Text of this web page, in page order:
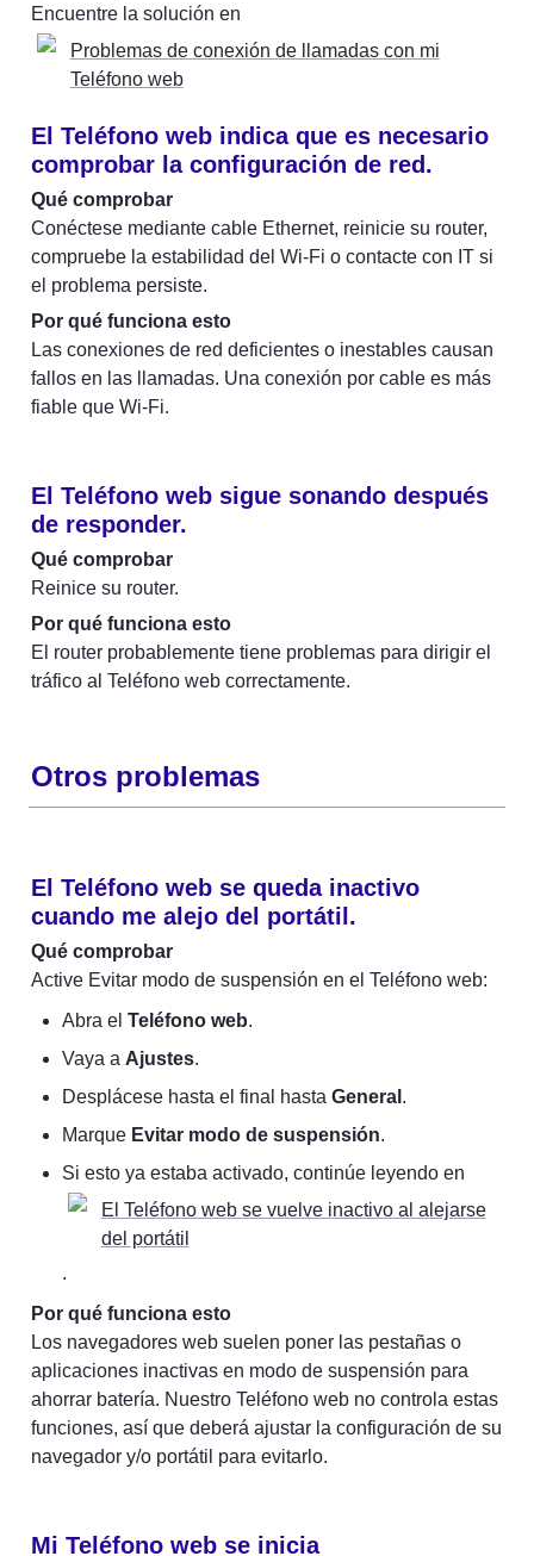
Encuentre la solución en
Problemas de conexión de llamadas con mi
Teléfono web
El Teléfono web indica que es necesario
comprobar la configuración de red.
Qué comprobar
Conéctese mediante cable Ethernet, reinicie su router,
compruebe la estabilidad del Wi-Fi o contacte con IT si
el problema persiste.
Por qué funciona esto
Las conexiones de red deficientes o inestables causan
fallos en las llamadas. Una conexión por cable es más
fiable que Wi-Fi.
El Teléfono web sigue sonando después
de responder.
Qué comprobar
Reinice su router.
Por qué funciona esto
El router probablemente tiene problemas para dirigir el
tráfico al Teléfono web correctamente.
Otros problemas
El Teléfono web se queda inactivo
cuando me alejo del portátil.
Qué comprobar
Active Evitar modo de suspensión en el Teléfono web:
Abra el Teléfono web.
Vaya a Ajustes.
Desplácese hasta el final hasta General .
Marque Evitar modo de suspensión.
Si esto ya estaba activado, continúe leyendo en
El Teléfono web se vuelve inactivo al alejarse
del portátil
.
Por qué funciona esto
Los navegadores web suelen poner las pestañas o
aplicaciones inactivas en modo de suspensión para
ahorrar batería. Nuestro Teléfono web no controla estas
funciones, así que deberá ajustar la configuración de su
navegador y/o portátil para evitarlo.
Mi Teléfono web se inicia